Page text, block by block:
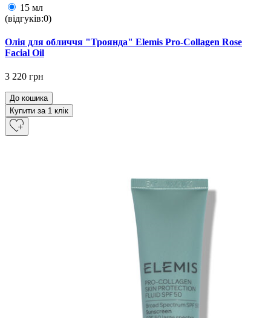
15 мл
(відгуків:0)
Олія для обличчя "Троянда" Elemis Pro-Collagen Rose
Facial Oil
3 220 грн
До кошика
Купити за 1 клiк